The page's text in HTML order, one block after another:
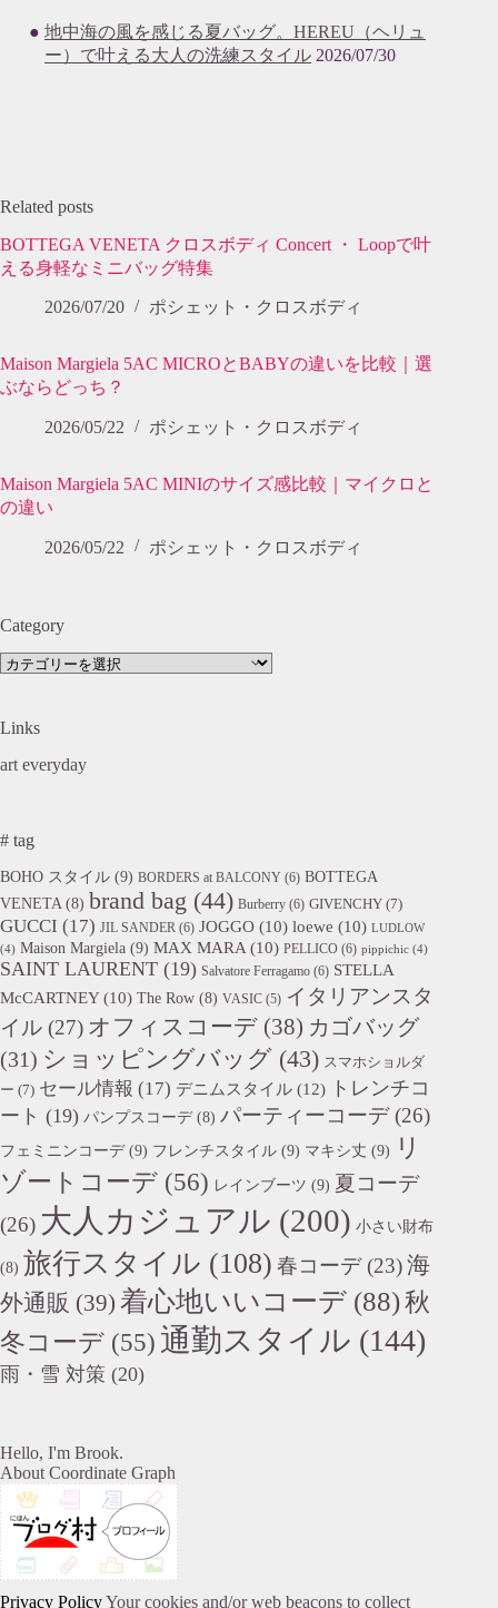
地中海の風を感じる夏バッグ。HEREU（ヘリュ
ー）で叶える大人の洗練スタイル 2026/07/30
Related posts
BOTTEGA VENETA クロスボディ Concert ・ Loopで叶
える身軽なミニバッグ特集
2026/07/20 ポシェット・クロスボディ
Maison Margiela 5AC MICROとBABYの違いを比較｜選
ぶならどっち？
2026/05/22 ポシェット・クロスボディ
Maison Margiela 5AC MINIのサイズ感比較｜マイクロと
の違い
2026/05/22 ポシェット・クロスボディ
Category
Category
Links
art everyday
# tag
BOHO スタイル (9) BORDERS at BALCONY (6) BOTTEGA
VENETA(8) brand bag (44) Burberry (6) GIVENCHY (7)
GUCCI (17) JIL SANDER (6) JOGGO (10) loewe (10) LUDLOW
(4) Maison Margiela (9) MAX MARA(10) PELLICO (6) pippichic (4)
SAINT LAURENT (19) Salvatore Ferragamo (6) STELLA
McCARTNEY(10) The Row (8) VASIC (5) イタリアンスタ
イル (27) オフィスコーデ (38) カゴバッグ
(31) ショッピングバッグ (43) スマホショルダ
ー (7) セール情報 (17) デニムスタイル (12)
トレンチコ
ート (19) パンプスコーデ(8) パーティーコーデ(26)
フェミニンコーデ(9) フレンチスタイル (9) マキシ丈 (9)
リ
ゾートコーデ (56) レインブーツ (9) 夏コーデ
(26) 大人カジュアル (200) 小さい財布
(8) 旅行スタイル (108) 春コーデ(23)海
外通販 (39) 着心地いいコーデ (88)秋
冬コーデ (55) 通勤スタイル (144)
雨・雪 対策 (20)
Hello, I'm Brook.
About Coordinate Graph
Privacy PolicyYour cookies and/or web beacons to collect